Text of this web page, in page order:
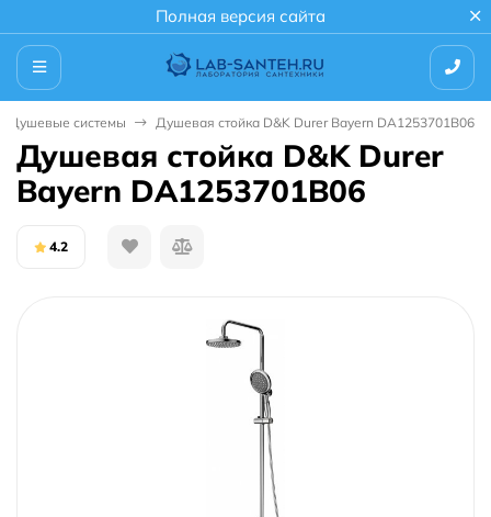
Полная версия сайта
Душевые системы Душевая стойка D&K Durer Bayern DA1253701B06
Душевая стойка D&K Durer
Bayern DA1253701B06
4.2